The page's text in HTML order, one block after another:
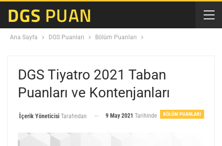
Ana Sayfa DGS Puanları Bölüm Puanları
DGS Tiyatro 2021 Taban
Puanları ve Kontenjanları
BÖLÜM PUANLARI
İçerik Yöneticisi Tarafından 9 May 2021 Tarihinde